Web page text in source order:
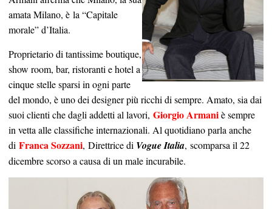
amata Milano, è la “Capitale
morale” d’Italia.
Proprietario di tantissime boutique,
show room, bar, ristoranti e hotel a
cinque stelle sparsi in ogni parte
del mondo, è uno dei designer più ricchi di sempre. Amato, sia dai
suoi clienti che dagli addetti al lavori, Giorgio Armaniè sempre
in vetta alle classifiche internazionali. Al quotidiano parla anche
di Franca Sozzani, Direttrice di Vogue Italia, scomparsa il 22
dicembre scorso a causa di un male incurabile.